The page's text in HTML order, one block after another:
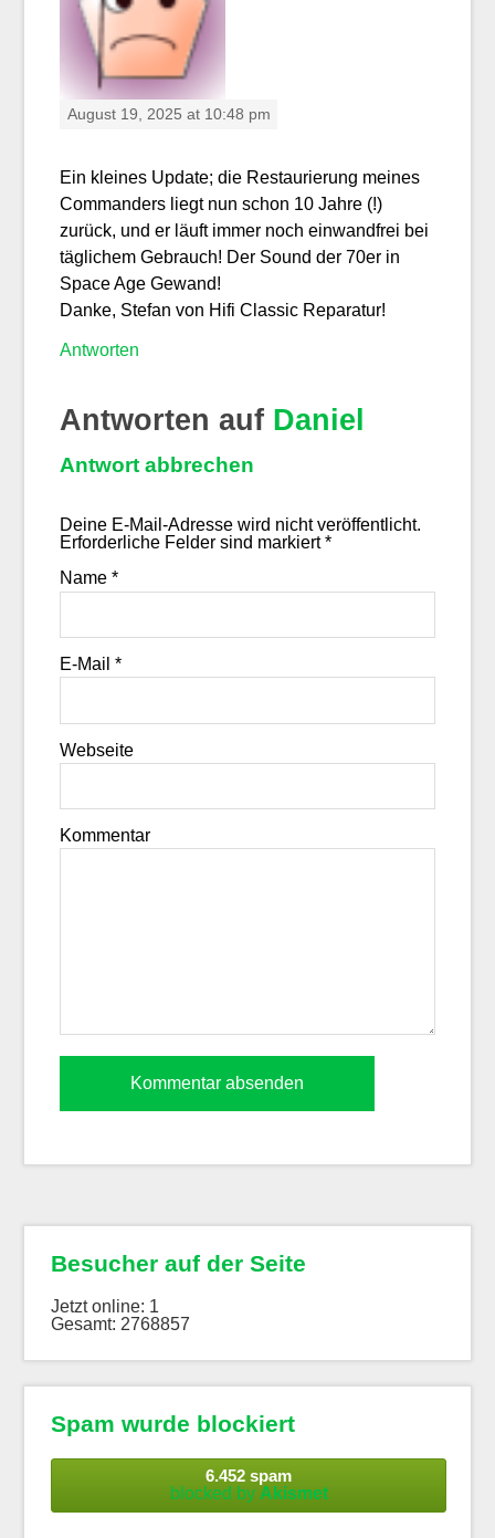
August 19, 2025 at 10:48 pm
Ein kleines Update; die Restaurierung meines
Commanders liegt nun schon 10 Jahre (!)
zurück, und er läuft immer noch einwandfrei bei
täglichem Gebrauch! Der Sound der 70er in
Space Age Gewand!
Danke, Stefan von Hifi Classic Reparatur!
Antworten
Antworten auf Daniel
Antwort abbrechen
Deine E-Mail-Adresse wird nicht veröffentlicht.
Erforderliche Felder sind markiert*
Name *
E-Mail *
Webseite
Kommentar
Besucher auf der Seite
Jetzt online: 1
Gesamt: 2768857
Spam wurde blockiert
6.452 spam
blocked by Akismet